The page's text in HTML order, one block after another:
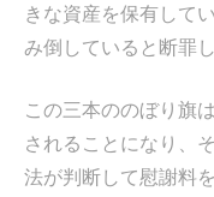
きな資産を保有して
み倒していると断罪
この三本ののぼり旗
されることになり、
法が判断して慰謝料